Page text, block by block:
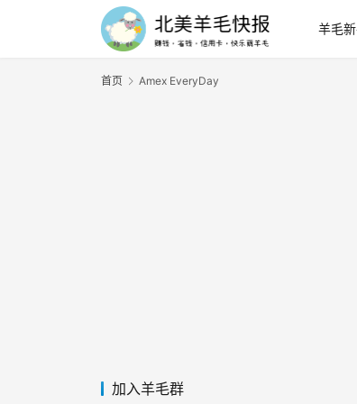
羊毛
首页 Amex EveryDay
加入羊毛群